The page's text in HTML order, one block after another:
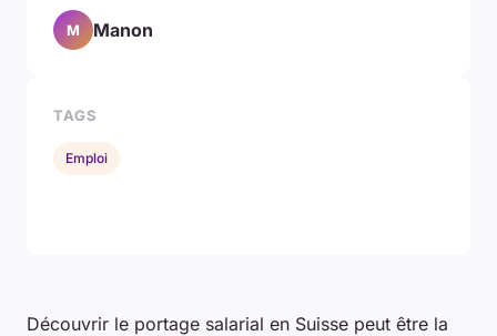
Découvrir le portage salarial en Suisse peut être la
M Manon
TAGS
Emploi